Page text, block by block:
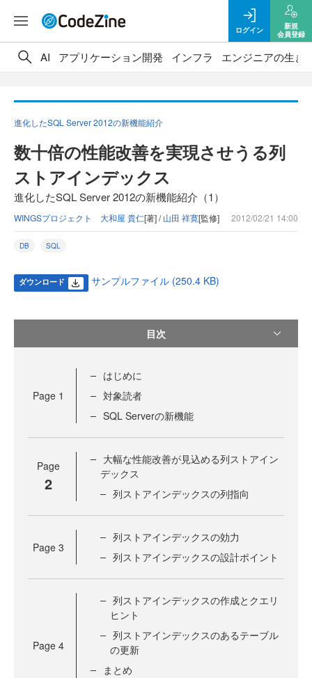
ログイン
新規
会員登録
AI アプリケーション開発 インフラ エンジニアの生き
進化したSQL Server 2012の新機能紹介
数十倍の性能改善を実現させうる列
ストアインデックス
進化したSQL Server 2012の新機能紹介（1）
WINGSプロジェクト 大和屋 貴仁[著] /山田 祥寛[監修] 2012/02/21 14:00
DB SQL
ダウンロード サンプルファイル (250.4 KB)
目次
Page 1
はじめに
対象読者
SQL Serverの新機能
Page
2
大幅な性能改善が見込める列ストアイン
デックス
列ストアインデックスの列指向
Page 3
列ストアインデックスの効力
列ストアインデックスの設計ポイント
Page 4
列ストアインデックスの作成とクエリ
ヒント
列ストアインデックスのあるテーブル
の更新
まとめ